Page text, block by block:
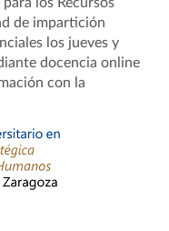
de impartición
los jueves y
docencia online
con la